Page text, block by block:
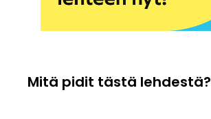
Mitä pidit tästä lehdestä?